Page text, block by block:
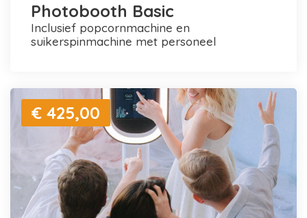
Photobooth Basic
inclusief popcornmachine en
suikerspinmachine met personeel
€ 425,00